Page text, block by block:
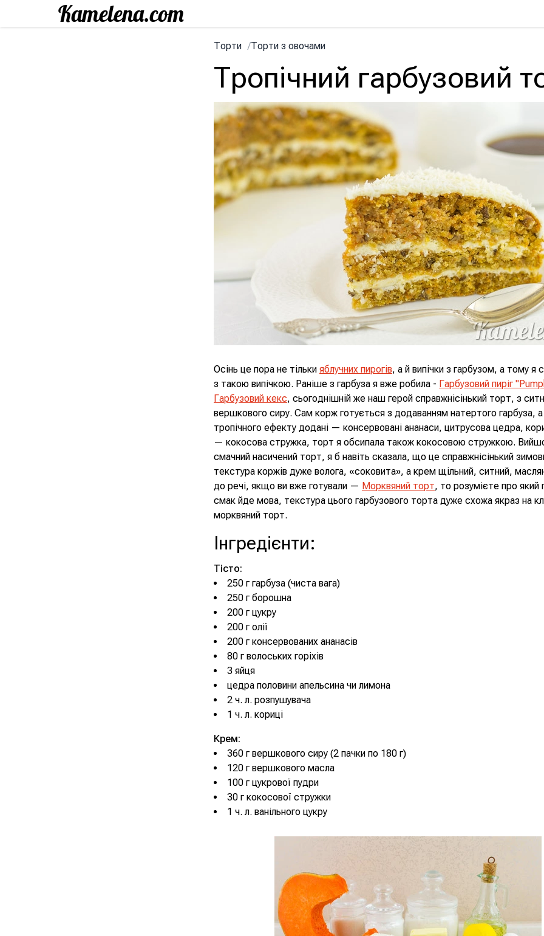
Торти /Торти з овочами
Тропічний гарбузовий
Осінь це пора не тільки яблучних пирогів, а й випічки з гарбузом, а тому я
з такою випічкою. Раніше з гарбуза я вже робила - Гарбузовий пиріг
Гарбузовий кекс, сьогоднішній же наш герой справжнісінький торт, з
вершкового сиру. Сам корж готується з додаванням натертого гарбуза,
тропічного ефекту додані — консервовані ананаси, цитрусова цедра,
— кокосова стружка, торт я обсипала також кокосовою стружкою.
смачний насичений торт, я б навіть сказала, що це справжнісінький
текстура коржів дуже волога, «соковита», а крем щільний, ситний,
до речі, якщо ви вже готували — Морквяний торт, то розумієте про який
смак йде мова, текстура цього гарбузового торта дуже схожа якраз на
морквяний торт.
Інгредієнти:
Тісто:
250 г гарбуза (чиста вага)
250 г борошна
200 г цукру
200 г олії
200 г консервованих ананасів
80 г волоських горіхів
3 яйця
цедра половини апельсина чи лимона
2 ч. л. розпушувача
1 ч. л. кориці
Крем:
360 г вершкового сиру (2 пачки по 180 г)
120 г вершкового масла
100 г цукрової пудри
30 г кокосової стружки
1 ч. л. ванільного цукру